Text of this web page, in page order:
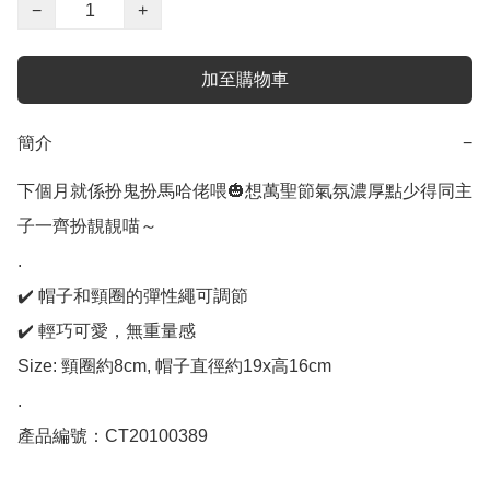
−
+
加至購物車
簡介 −
下個月就係扮鬼扮馬哈佬喂🎃想萬聖節氣氛濃厚點少得同主
子一齊扮靚靚喵～
.
✔️ 帽子和頸圈的彈性繩可調節
✔️ 輕巧可愛，無重量感
Size: 頸圈約8cm, 帽子直徑約19x高16cm
.
產品編號：CT20100389